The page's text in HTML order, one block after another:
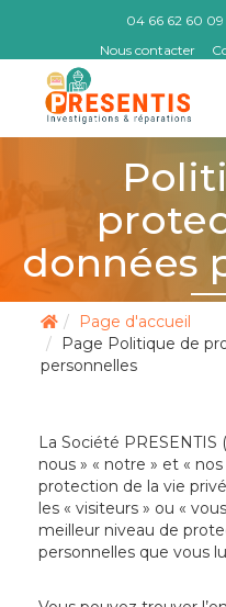
04 66 62 60 09
Nous contacter
données
Page d'accueil
Page Politique de
personnelles
La Société PRESENTIS
nous » « notre » et «
protection de la vie
les « visiteurs » ou «
meilleur niveau de
personnelles que vous